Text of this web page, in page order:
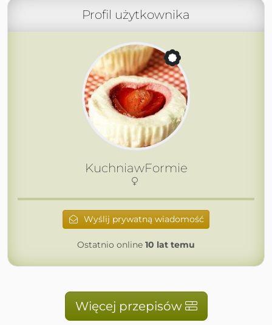
Profil użytkownika
KuchniawFormie
Wyślij prywatną wiadomość
Ostatnio online 10 lat temu
Więcej przepisów